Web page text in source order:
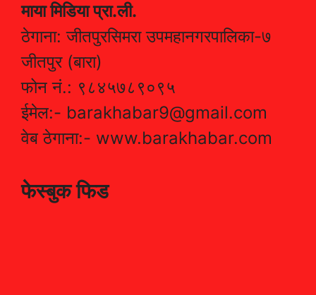
माया मिडिया प्रा.ली.
ठेगाना: जीतपुरसिमरा उपमहानगरपालिका-७
जीतपुर (बारा)
फोन नं.: ९८४५७८९०९५
ईमेल:- barakhabar9@gmail.com
वेब ठेगाना:- www.barakhabar.com
फेस्बुक फिड